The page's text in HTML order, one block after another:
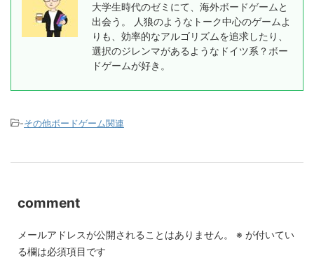
大学生時代のゼミにて、海外ボードゲームと
出会う。 人狼のようなトーク中心のゲームよ
りも、効率的なアルゴリズムを追求したり、
選択のジレンマがあるようなドイツ系？ボー
ドゲームが好き。
-その他ボードゲーム関連
comment
メールアドレスが公開されることはありません。 ※ が付いてい
る欄は必須項目です